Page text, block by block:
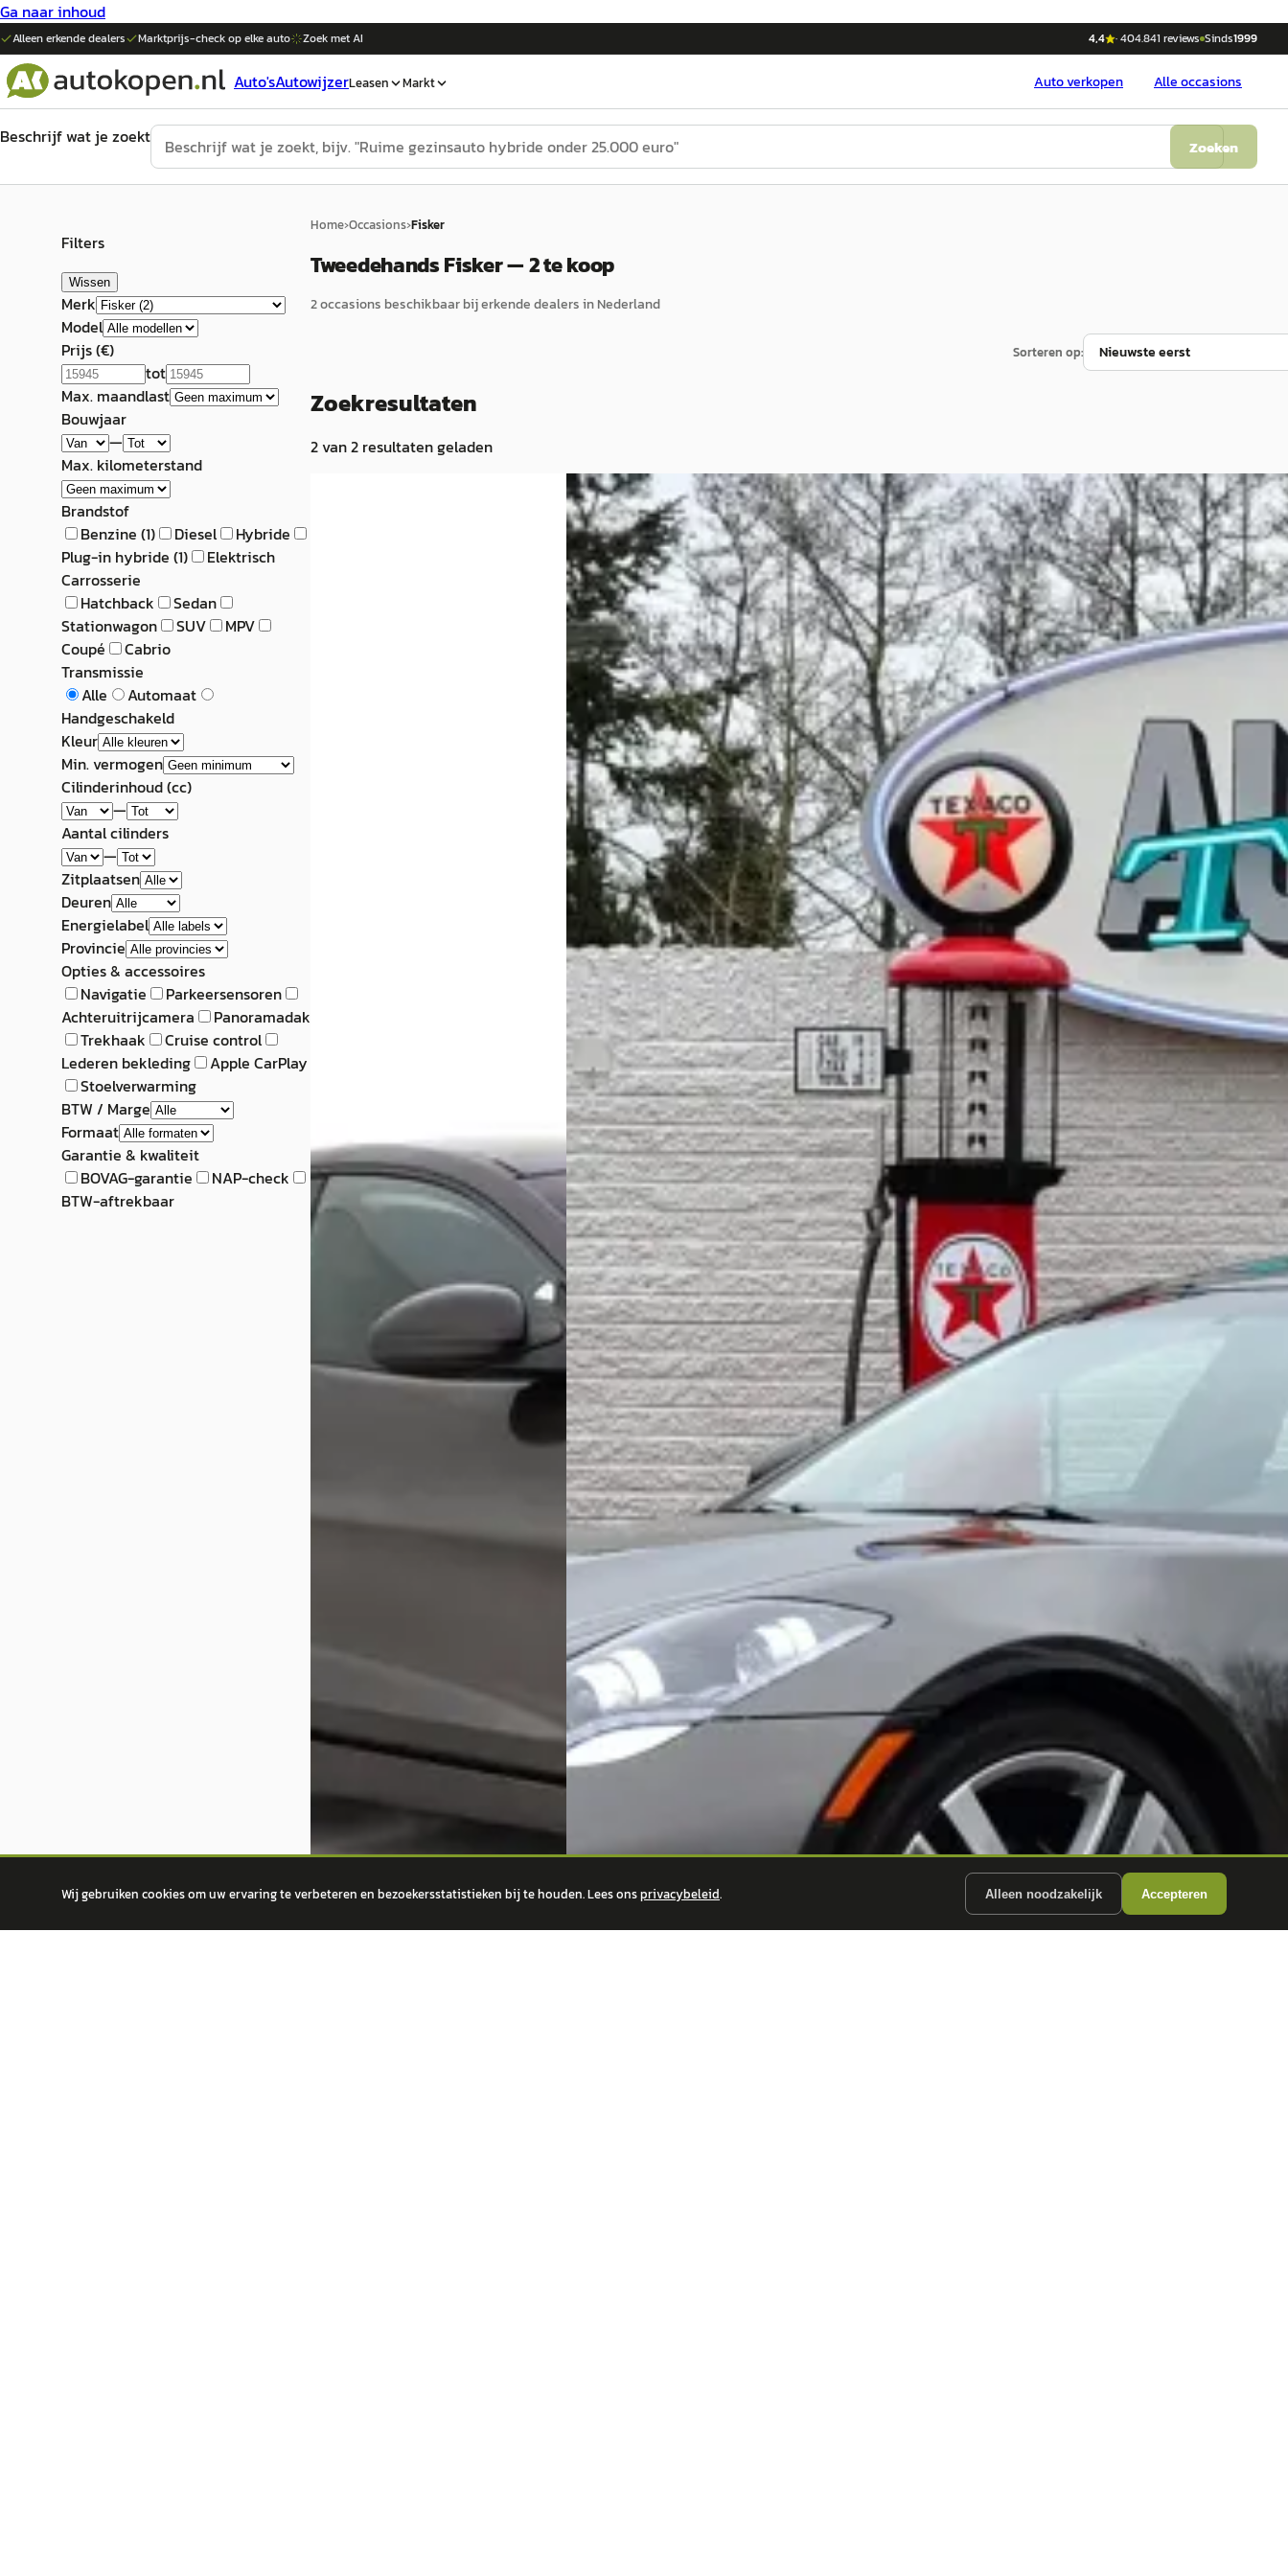
Ga naar inhoud
Alleen erkende dealers Marktprijs-check op elkeauto Zoek met AI 4,4 ·404.841 reviews Sinds1999
Auto'sAutowijzerLeasen Markt Autoverkopen Alle occasions
Beschrijf wat je zoekt Zoeken
Filters
Wissen
Merk
Model
Prijs (€)
tot
Max. maandlast
Bouwjaar
—
Max. kilometerstand
Brandstof
Benzine (1) Diesel
Hybride
Plug-in hybride (1)
Elektrisch
Carrosserie
Hatchback
Sedan
Stationwagon
SUV
MPV
Coupé
Cabrio
Transmissie
Alle
Automaat
Handgeschakeld
Kleur
Min. vermogen
Cilinderinhoud (cc)
—
Aantal cilinders
—
Zitplaatsen
Deuren
Energielabel
Provincie
Opties & accessoires
Navigatie
Parkeersensoren
Achteruitrijcamera
Panoramadak
Trekhaak
Cruise control
Lederen bekleding
Apple CarPlay
Stoelverwarming
BTW / Marge
Formaat
Garantie & kwaliteit
BOVAG-garantie
NAP-check
BTW-aftrekbaar
Home›Occasions›Fisker
Tweedehands Fisker — 2 te koop
2occasions beschikbaar bij erkende dealers in Nederland
Sorteren op:
Zoekresultaten
2van2 resultaten geladen
Fisker Karma · 1969
2.0 EcoChic
Prijs op aanvraag
1969 · 0 km · Benzine · Automaat
T&O Auto's· Nederhorst den Berg
3,9(44)
Bekijk aanbieding →
Vergelijk
Wij gebruiken cookies om uw ervaring te verbeteren en bezoekersstatistieken bij te houden. Lees onsprivacybeleid. Alleen noodzakelijk Accepteren